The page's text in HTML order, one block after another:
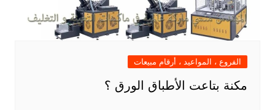
الفروع ، المواعيد ، أرقام مبيعات
مكنة بتاعت الأطباق الورق ؟